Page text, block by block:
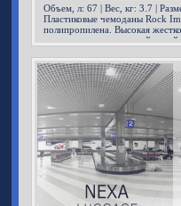
Объем, л: 67 | Вес, кг: 3.7 |
Пластиковые чемоданы Rock
полипропилена. Высокая
совокупности с хорошей